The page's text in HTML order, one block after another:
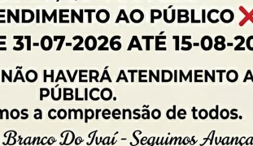
encontrado.